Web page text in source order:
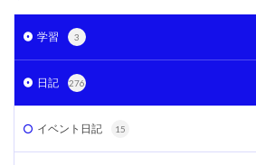
学習 3
日記 276
イベント日記 15